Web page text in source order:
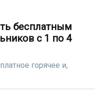
бесплатным
с 1 по 4
горячее и,